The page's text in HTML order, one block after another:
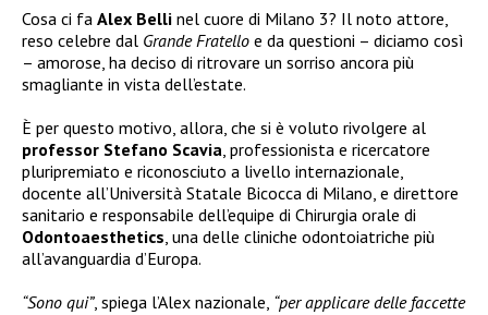
Cosa ci fa Alex Belli nel cuore di Milano 3? Il noto attore,
reso celebre dal Grande Fratello e da questioni – diciamo così
– amorose, ha deciso di ritrovare un sorriso ancora più
smagliante in vista dell’estate.
È per questo motivo, allora, che si è voluto rivolgere al
professor Stefano Scavia , professionista e ricercatore
pluripremiato e riconosciuto a livello internazionale,
docente all’Università Statale Bicocca di Milano, e direttore
sanitario e responsabile dell’equipe di Chirurgia orale di
Odontoaesthetics , una delle cliniche odontoiatriche più
all’avanguardia d’Europa.
“Sono qui”, spiega l’Alex nazionale, “per applicare delle faccette